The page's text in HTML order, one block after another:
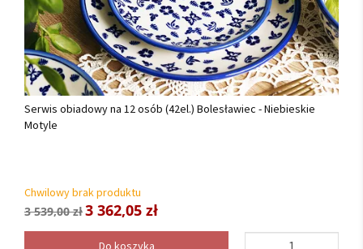
Serwis obiadowy na 12 osób (42el.) Bolesławiec - Niebieskie
Motyle
Chwilowy brak produktu
3 539,00 zł3 362,05 zł
Do koszyka